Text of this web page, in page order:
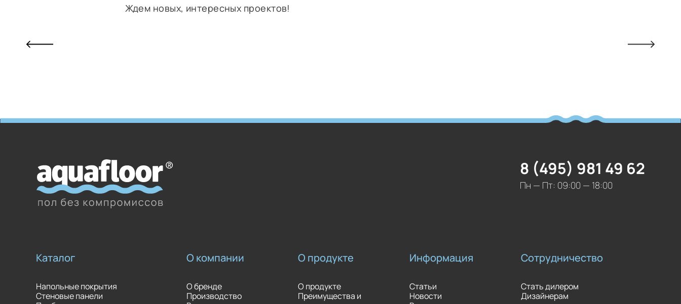
Ждем новых, интересных проектов!
8 (495) 981 49 62
Пн — Пт: 09:00 — 18:00
Каталог
Напольные покрытия
Стеновые панели
О компании
О бренде
Производство
О продукте
О продукте
Преимущества и
Информация
Статьи
Новости
Сотрудничество
Стать дилером
Дизайнерам